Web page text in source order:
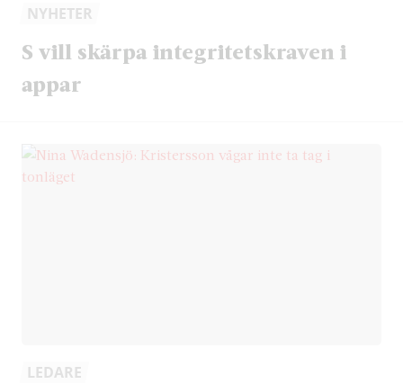
NYHETER
S vill skärpa integritetskraven i
appar
LEDARE